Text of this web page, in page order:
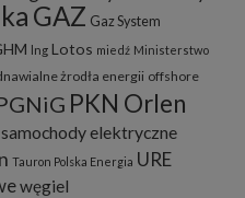
GAZ Gaz System
lng Lotos miedź Ministerstwo
żrodła energii offshore
PKN Orlen
samochody elektryczne
Tauron Polska Energia URE
węgiel